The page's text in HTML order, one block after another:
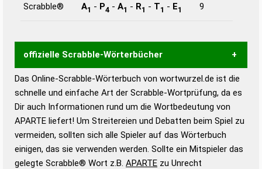
Scrabble® A1 - P4 - A1 - R1 - T1 - E1 9
offizielle Scrabble-Wörterbücher
Wortwurzel liefert mit Hilfe eines semantischen
Wortanalyse-Algorithmus gute Anhaltspunkte zu
Wortbedeutung, Worttrennung und Wortform, um die
Gültigkeit eines Wortes für das Scrabble-Spiel zu
bestimmen!
zugelassene Turnier Scrabble-
Wörterbücher sind:
Das Online-Scrabble-Wörterbuch von wortwurzel.de ist die
schnelle und einfache Art der Scrabble-Wortprüfung, da es
Dir auch Informationen rund um die Wortbedeutung von
APARTE liefert! Um Streitereien und Debatten beim Spiel zu
vermeiden, sollten sich alle Spieler auf das Wörterbuch
einigen, das sie verwenden werden. Sollte ein Mitspieler das
gelegte Scrabble® Wort z.B. APARTE zu Unrecht